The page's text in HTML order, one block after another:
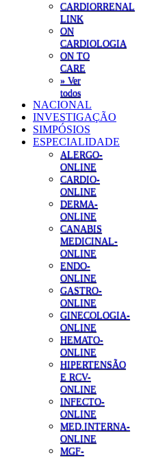
CARDIORRENAL
LINK
ON
CARDIOLOGIA
ON TO
CARE
» Ver
todos
NACIONAL
INVESTIGAÇÃO
SIMPÓSIOS
ESPECIALIDADE
ALERGO-
ONLINE
CARDIO-
ONLINE
DERMA-
ONLINE
CANABIS
MEDICINAL-
ONLINE
ENDO-
ONLINE
GASTRO-
ONLINE
GINECOLOGIA-
ONLINE
HEMATO-
ONLINE
HIPERTENSÃO
E RCV-
ONLINE
INFECTO-
ONLINE
MED.INTERNA-
ONLINE
MGF-